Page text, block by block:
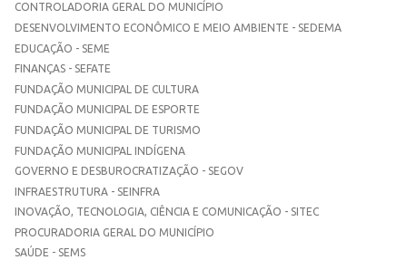
CONTROLADORIA GERAL DO MUNICÍPIO
DESENVOLVIMENTO ECONÔMICO E MEIO AMBIENTE - SEDEMA
EDUCAÇÃO - SEME
FINANÇAS - SEFATE
FUNDAÇÃO MUNICIPAL DE CULTURA
FUNDAÇÃO MUNICIPAL DE ESPORTE
FUNDAÇÃO MUNICIPAL DE TURISMO
FUNDAÇÃO MUNICIPAL INDÍGENA
GOVERNO E DESBUROCRATIZAÇÃO - SEGOV
INFRAESTRUTURA - SEINFRA
INOVAÇÃO, TECNOLOGIA, CIÊNCIA E COMUNICAÇÃO - SITEC
PROCURADORIA GERAL DO MUNICÍPIO
SAÚDE - SEMS